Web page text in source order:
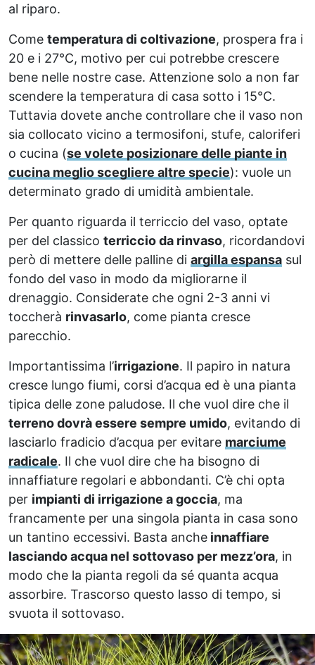
al riparo.
Come temperatura di coltivazione, prospera fra i
20 e i 27°C, motivo per cui potrebbe crescere
bene nelle nostre case. Attenzione solo a non far
scendere la temperatura di casa sotto i 15°C.
Tuttavia dovete anche controllare che il vaso non
sia collocato vicino a termosifoni, stufe, caloriferi
o cucina (se volete posizionare delle piante in
cucina meglio scegliere altre specie): vuole un
determinato grado di umidità ambientale.
Per quanto riguarda il terriccio del vaso, optate
per del classico terriccio da rinvaso, ricordandovi
però di mettere delle palline di argilla espansa sul
fondo del vaso in modo da migliorarne il
drenaggio. Considerate che ogni 2-3 anni vi
toccherà rinvasarlo, come pianta cresce
parecchio.
Importantissima l’irrigazione. Il papiro in natura
cresce lungo fiumi, corsi d’acqua ed è una pianta
tipica delle zone paludose. Il che vuol dire che il
terreno dovrà essere sempre umido, evitando di
lasciarlo fradicio d’acqua per evitare marciume
radicale. Il che vuol dire che ha bisogno di
innaffiature regolari e abbondanti. C’è chi opta
per impianti di irrigazione a goccia, ma
francamente per una singola pianta in casa sono
un tantino eccessivi. Basta anche innaffiare
lasciando acqua nel sottovaso per mezz’ora, in
modo che la pianta regoli da sé quanta acqua
assorbire. Trascorso questo lasso di tempo, si
svuota il sottovaso.